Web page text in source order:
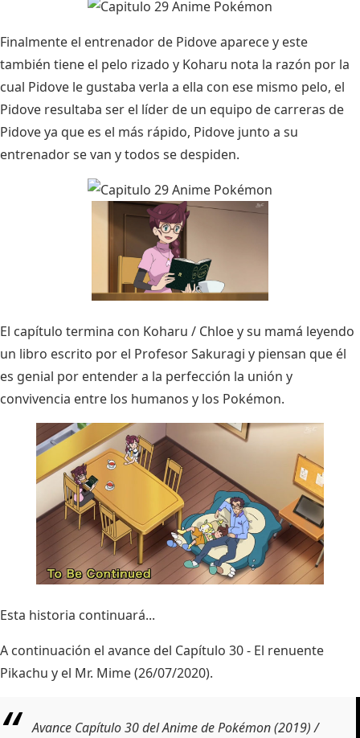
Finalmente el entrenador de Pidove aparece y este
también tiene el pelo rizado y Koharu nota la razón por la
cual Pidove le gustaba verla a ella con ese mismo pelo, el
Pidove resultaba ser el líder de un equipo de carreras de
Pidove ya que es el más rápido, Pidove junto a su
entrenador se van y todos se despiden.
El capítulo termina con Koharu / Chloe y su mamá leyendo
un libro escrito por el Profesor Sakuragi y piensan que él
es genial por entender a la perfección la unión y
convivencia entre los humanos y los Pokémon.
Esta historia continuará...
A continuación el avance del Capítulo 30 - El renuente
Pikachu y el Mr. Mime (26/07/2020).
Avance Capítulo 30 del Anime de Pokémon (2019) /